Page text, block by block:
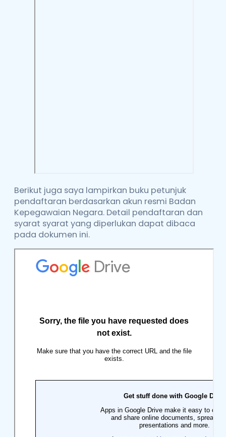
Berikut juga saya lampirkan buku petunjuk
pendaftaran berdasarkan akun resmi Badan
Kepegawaian Negara. Detail pendaftaran dan
syarat syarat yang diperlukan dapat dibaca
pada dokumen ini.